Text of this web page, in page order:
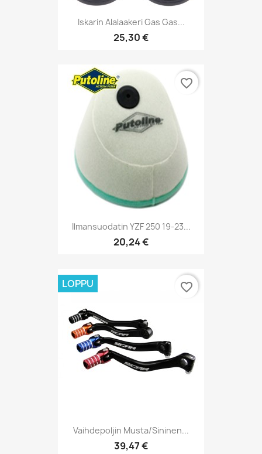
Iskarin Alalaakeri Gas Gas...
25,30 €
Ilmansuodatin YZF 250 19-23...
20,24 €
favorite_border
Vaihdepoljin Musta/sininen...
39,47 €
LOPPU favorite_border